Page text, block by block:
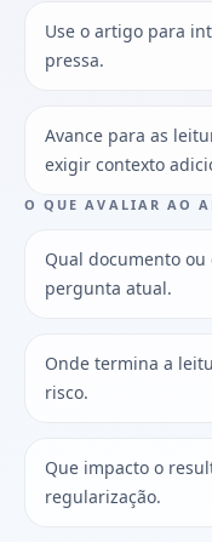
Use o artigo para
pressa.
Avance para as
exigir contexto
O QUE AVALIAR AO
Qual documento
pergunta atual.
Onde termina a
risco.
Que impacto o
regularização.